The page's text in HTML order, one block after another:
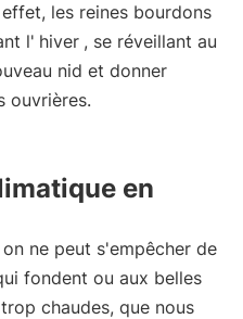
les reines bourdons
l' hiver , se réveillant au
nid et donner
ouvrières.
en
on ne peut s'empêcher de
fondent ou aux belles
chaudes, que nous